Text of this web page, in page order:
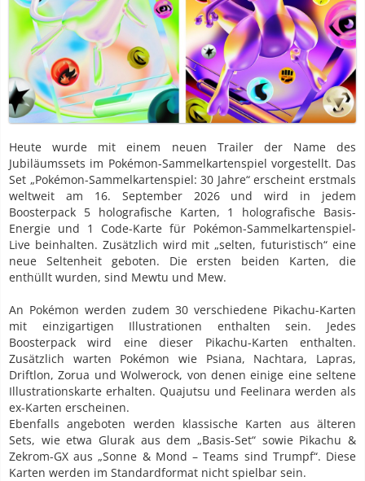
Heute wurde mit einem neuen Trailer der Name des
Jubiläumssets im Pokémon-Sammelkartenspiel vorgestellt. Das
Set „Pokémon-Sammelkartenspiel: 30 Jahre“ erscheint erstmals
weltweit am 16. September 2026 und wird in jedem
Boosterpack 5 holografische Karten, 1 holografische Basis-
Energie und 1 Code-Karte für Pokémon-Sammelkartenspiel-
Live beinhalten. Zusätzlich wird mit „selten, futuristisch“ eine
neue Seltenheit geboten. Die ersten beiden Karten, die
enthüllt wurden, sind Mewtu und Mew.
An Pokémon werden zudem 30 verschiedene Pikachu-Karten
mit einzigartigen Illustrationen enthalten sein. Jedes
Boosterpack wird eine dieser Pikachu-Karten enthalten.
Zusätzlich warten Pokémon wie Psiana, Nachtara, Lapras,
Driftlon, Zorua und Wolwerock, von denen einige eine seltene
Illustrationskarte erhalten. Quajutsu und Feelinara werden als
ex-Karten erscheinen.
Ebenfalls angeboten werden klassische Karten aus älteren
Sets, wie etwa Glurak aus dem „Basis-Set“ sowie Pikachu &
Zekrom-GX aus „Sonne & Mond – Teams sind Trumpf“. Diese
Karten werden im Standardformat nicht spielbar sein.